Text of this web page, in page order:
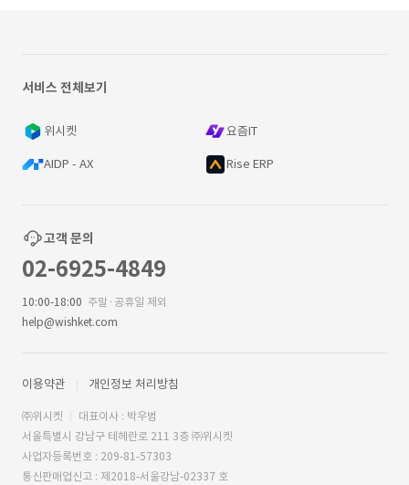
서비스 전체보기
위시켓 요즘IT
AIDP - AX Rise ERP
고객 문의
02-6925-4849
10:00-18:00 주말·공휴일 제외
help@wishket.com
이용약관 개인정보 처리방침
㈜위시켓
대표이사 : 박우범
서울특별시 강남구 테헤란로 211 3층 ㈜위시켓
사업자등록번호 : 209-81-57303
통신판매업신고 : 제2018-서울강남-02337 호